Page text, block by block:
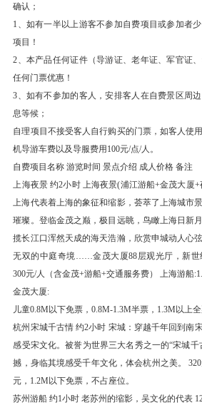
大夫诞生在日光岩下一个教
人才，亲自接生了5万多名婴
人，而自己却孑然一生，为妇
育医学人才倾注毕生精力。
然，园中立着林巧稚大夫的
巧稚大夫生平事迹展览室”，
中种植的两株南洋杉，象征着
格。
【港仔后海滨浴场】 (港仔
长：60 分钟)【港仔后海滨浴
约1小时）拥有鼓浪屿最美
好、水质好、气候好的理想天
餐饮
早餐：有
中餐：姜母鸭
晚餐
住宿
福建省-厦门 高档酒店
第4天 厦门-广州 动车 厦门北-深
确认；
1、如有一半以上游客不参加自费项目或参加者
项目！
2、本产品任何证件（导游证、老年证、军官证
任何门票优惠！
3、如有不参加的客人，安排客人在自费景区周
息等候；
自理项目不接受客人自行购买的门票，如客人使
机导游车费以及导服费用100元/点/人。
自费项目名称 游览时间 景点介绍 成人价格 备注
上海夜景 约2小时 上海夜景(浦江游船+金茂大厦
上海代表着上海的象征和缩影，荟萃了上海城市
璀璨。登临金茂之巅，极目远眺，鸟瞰上海日新
揽长江口浑然天成的海天浩瀚，欣赏申城动人心
无双的中庭奇境……金茂大厦88层观光厅，新世
300元/人（含金茂+游船+交通服务费） 上海游船
金茂大厦:
儿童0.8M以下免票，0.8M-1.3M半票，1.3M以上全
杭州宋城千古情 约2小时 宋城：穿越千年回到南
感受宋文化。被誉为世界三大名秀之一的“宋城
撼，身临其境感受千年文化，体会杭州之美。
元，1.2M以下免票，不占座位。
苏州游船 约1小时 老苏州的缩影，吴文化的代表